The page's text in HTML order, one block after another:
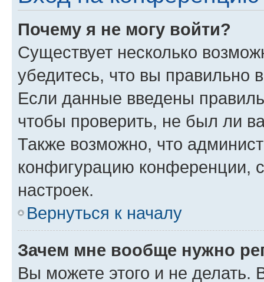
Почему я не могу войти?
Существует несколько
убедитесь, что вы правильно
Если данные введены
чтобы проверить, не был ли
Также возможно, что
конфигурацию конференции,
настроек.
Вернуться к началу
Зачем мне вообще нужно
Вы можете этого и не делать.